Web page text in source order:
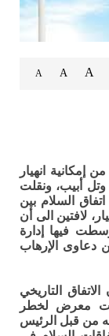
A
A
A
إمكانية انهيار
أبيب، ونقلت
السلام بين
لافتين الى أن
فيها إدارة
دعاوى الإرهاب
التاريخي
معرض لخطر
من قبل الرئيس